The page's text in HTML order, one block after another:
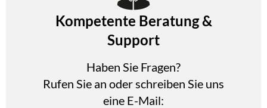
Kompetente Beratung &
Support
Haben Sie Fragen?
Rufen Sie an oder schreiben Sie uns
eine E-Mail: